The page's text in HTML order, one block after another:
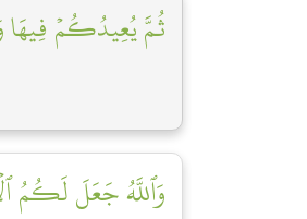
ثُمَّ يُعِيدُكُمۡ فِيهَا
وَٱللَّهُ جَعَلَ لَكُمُ